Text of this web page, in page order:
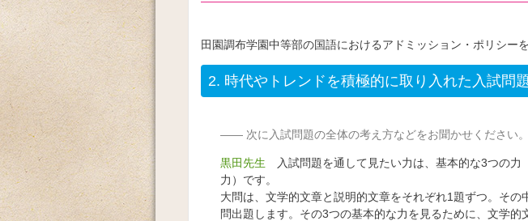
田園調布学園中等部の国語におけるアドミッション・ポリシー
2. 時代やトレンドを積極的に取り入れた入試問
次に入試問題の全体の考え方などをお聞かせください。
黒田先生 入試問題を通して見たい力は、基本的な3つの力
力）です。
大問は、文学的文章と説明的文章をそれぞれ1題ずつ。その
問出題します。その3つの基本的な力を見るために、文学